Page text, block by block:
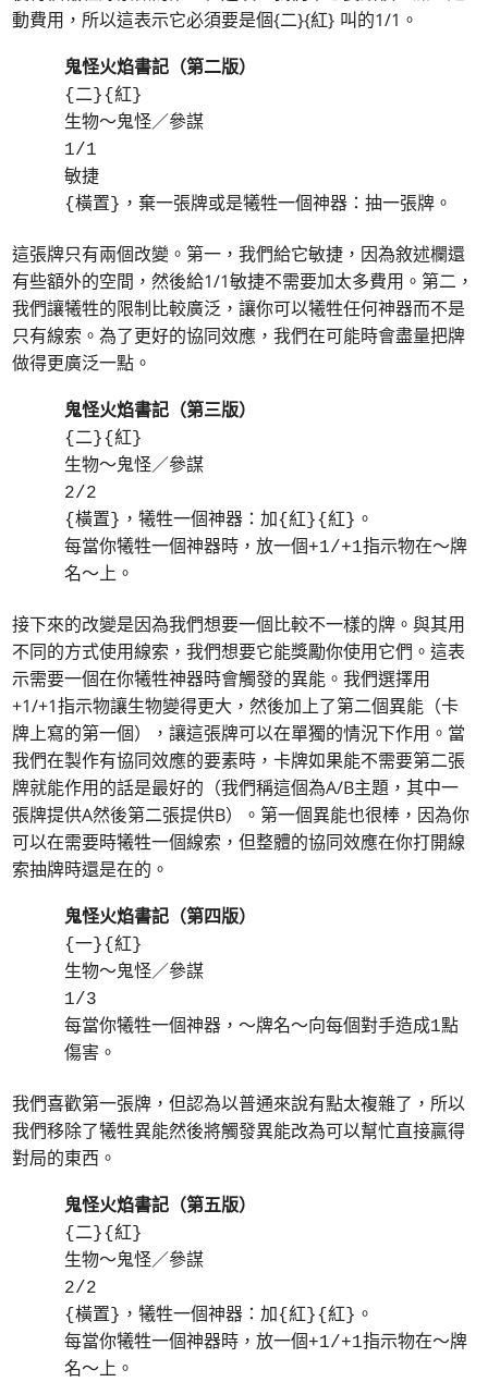
動費用，所以這表示它必須要是個{二}{紅} 叫的1/1。
鬼怪火焰書記（第二版）
{二}{紅}
生物～鬼怪／參謀
1/1
敏捷
{橫置}，棄一張牌或是犧牲一個神器：抽一張牌。
這張牌只有兩個改變。第一，我們給它敏捷，因為敘述欄還
有些額外的空間，然後給1/1敏捷不需要加太多費用。第二，
我們讓犧牲的限制比較廣泛，讓你可以犧牲任何神器而不是
只有線索。為了更好的協同效應，我們在可能時會盡量把牌
做得更廣泛一點。
鬼怪火焰書記（第三版）
{二}{紅}
生物～鬼怪／參謀
2/2
{橫置}，犧牲一個神器：加{紅}{紅}。
每當你犧牲一個神器時，放一個+1/+1指示物在～牌
名～上。
接下來的改變是因為我們想要一個比較不一樣的牌。與其用
不同的方式使用線索，我們想要它能獎勵你使用它們。這表
示需要一個在你犧牲神器時會觸發的異能。我們選擇用
+1/+1指示物讓生物變得更大，然後加上了第二個異能（卡
牌上寫的第一個），讓這張牌可以在單獨的情況下作用。當
我們在製作有協同效應的要素時，卡牌如果能不需要第二張
牌就能作用的話是最好的（我們稱這個為A/B主題，其中一
張牌提供A然後第二張提供B）。第一個異能也很棒，因為你
可以在需要時犧牲一個線索，但整體的協同效應在你打開線
索抽牌時還是在的。
鬼怪火焰書記（第四版）
{一}{紅}
生物～鬼怪／參謀
1/3
每當你犧牲一個神器，～牌名～向每個對手造成1點
傷害。
我們喜歡第一張牌，但認為以普通來說有點太複雜了，所以
我們移除了犧牲異能然後將觸發異能改為可以幫忙直接贏得
對局的東西。
鬼怪火焰書記（第五版）
{二}{紅}
生物～鬼怪／參謀
2/2
{橫置}，犧牲一個神器：加{紅}{紅}。
每當你犧牲一個神器時，放一個+1/+1指示物在～牌
名～上。